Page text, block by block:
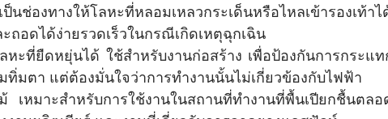
ป็นช่องทางให้โลหะที่หลอมเหลวกระเด็นหรือไหลเข้ารองเท้า
ถอดได้ง่ายรวดเร็วในกรณีเกิดเหตุฉุกเฉิน
หะที่ยืดหยุ่นได้ ใช้สำหรับงานก่อสร้าง เพื่อป้องกันการกระแ
มตา แต่ต้องมั่นใจว่าการทำงานนั้นไม่เกี่ยวข้องกับไฟฟ้า
เหมาะสำหรับการใช้งานในสถานที่ทำงานที่พื้นเปียกชื้นตลอ